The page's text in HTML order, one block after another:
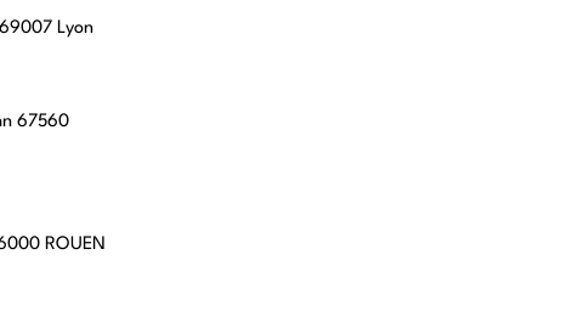
Lyon
67560
ROUEN